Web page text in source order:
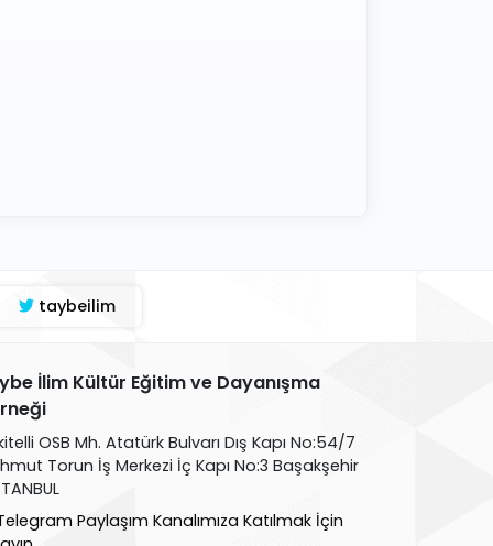
taybeilim
İlim Kültür Eğitim ve Dayanışma
OSB Mh. Atatürk Bulvarı Dış Kapı No:54/7
Torun İş Merkezi İç Kapı No:3 Başakşehir
Paylaşım Kanalımıza Katılmak İçin